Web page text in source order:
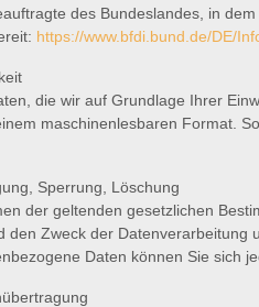
des Bundeslandes, in
https://www.bfdi.bund.de/DE/
die wir auf Grundlage Ihrer
maschinenlesbaren Format.
Sperrung, Löschung
der geltenden gesetzlichen
den Zweck der
Daten können Sie sich